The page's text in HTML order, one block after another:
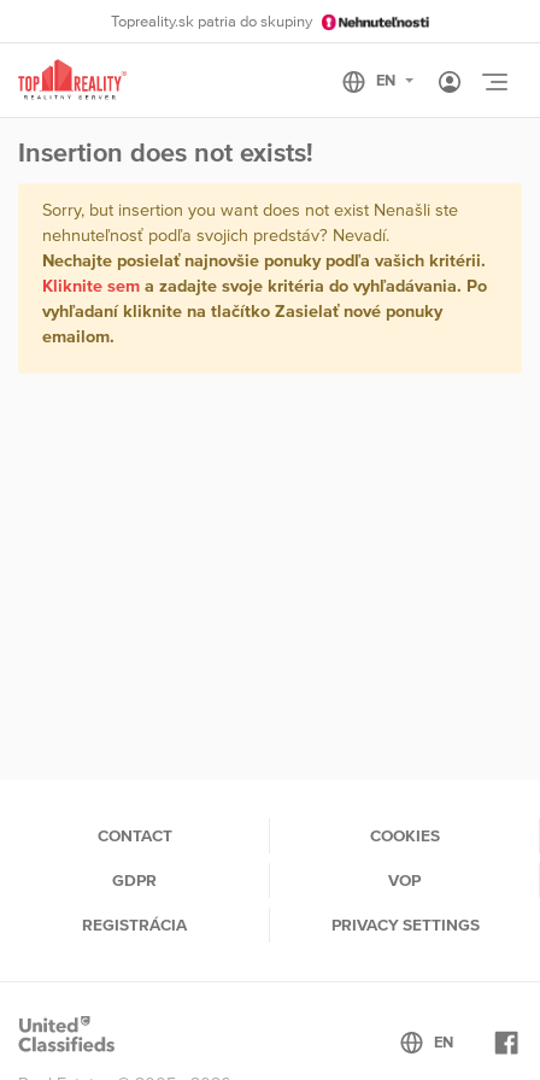
Topreality.sk patria do skupiny
Insertion does not exists!
Sorry, but insertion you want does not exist Nenašli ste
nehnuteľnosť podľa svojich predstáv? Nevadí.
Nechajte posielať najnovšie ponuky podľa vašich kritérii.
Kliknite sem a zadajte svoje kritéria do vyhľadávania. Po
vyhľadaní kliknite na tlačítko Zasielať nové ponuky
emailom.
CONTACT COOKIES
GDPR VOP
REGISTRÁCIA PRIVACY SETTINGS